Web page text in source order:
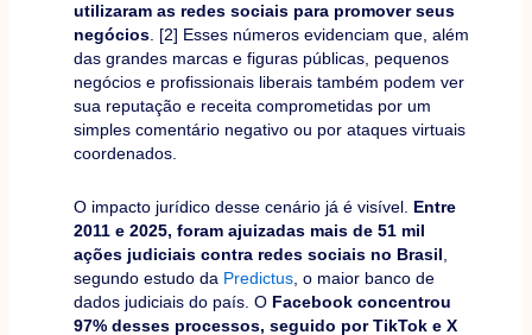
utilizaram as redes sociais para promover seus
negócios. [2] Esses números evidenciam que, além
das grandes marcas e figuras públicas, pequenos
negócios e profissionais liberais também podem ver
sua reputação e receita comprometidas por um
simples comentário negativo ou por ataques virtuais
coordenados.
O impacto jurídico desse cenário já é visível. Entre
2011 e 2025, foram ajuizadas mais de 51 mil
ações judiciais contra redes sociais no Brasil
segundo estudo da Predictus, o maior banco de
dados judiciais do país. O Facebook concentrou
97% desses processos, seguido por TikTok e X